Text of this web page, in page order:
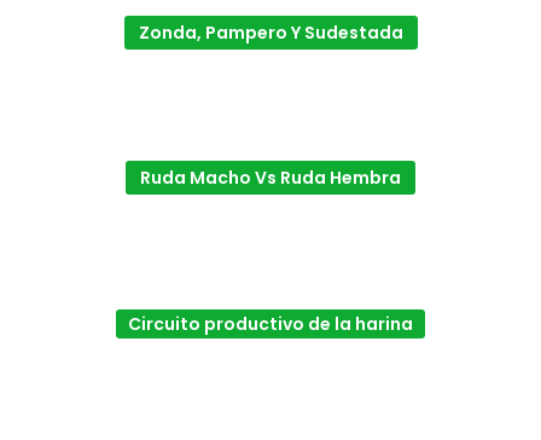
Zonda, Pampero Y Sudestada
Ruda Macho Vs Ruda Hembra
Circuito productivo de la harina